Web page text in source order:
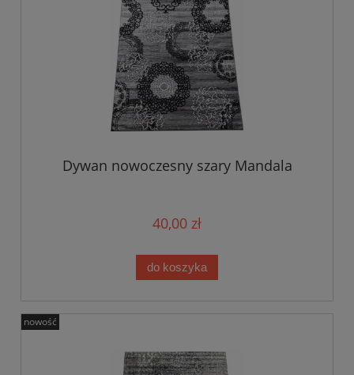
Dywan nowoczesny szary Mandala
40,00 zł
do koszyka
nowość